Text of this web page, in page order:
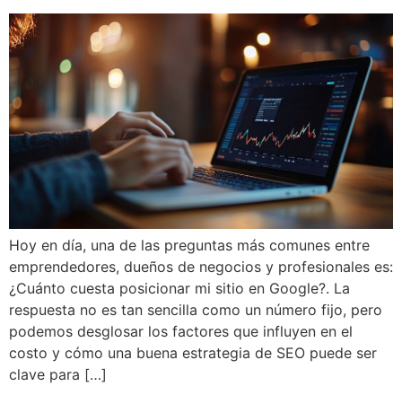
Hoy en día, una de las preguntas más comunes entre
emprendedores, dueños de negocios y profesionales es:
¿Cuánto cuesta posicionar mi sitio en Google?. La
respuesta no es tan sencilla como un número fijo, pero
podemos desglosar los factores que influyen en el
costo y cómo una buena estrategia de SEO puede ser
clave para […]